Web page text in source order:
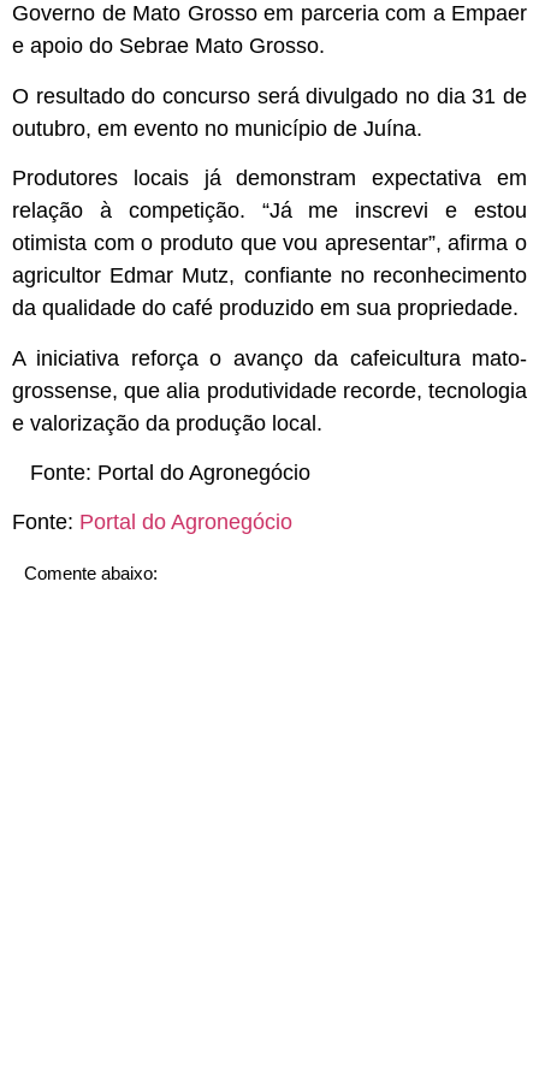
Governo de Mato Grosso em parceria com a Empaer
e apoio do Sebrae Mato Grosso.
O resultado do concurso será divulgado no dia 31 de
outubro, em evento no município de Juína.
Produtores locais já demonstram expectativa em
relação à competição. “Já me inscrevi e estou
otimista com o produto que vou apresentar”, afirma o
agricultor Edmar Mutz, confiante no reconhecimento
da qualidade do café produzido em sua propriedade.
A iniciativa reforça o avanço da cafeicultura mato-
grossense, que alia produtividade recorde, tecnologia
e valorização da produção local.
Fonte: Portal do Agronegócio
Fonte: Portal do Agronegócio
Comente abaixo: